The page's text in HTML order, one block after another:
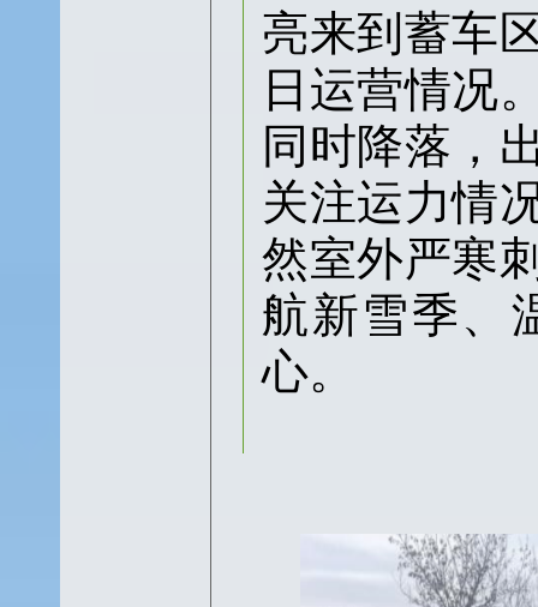
亮来到蓄车
日运营情况
同时降落，
关注运力情
然室外严寒
航新雪季、
心。